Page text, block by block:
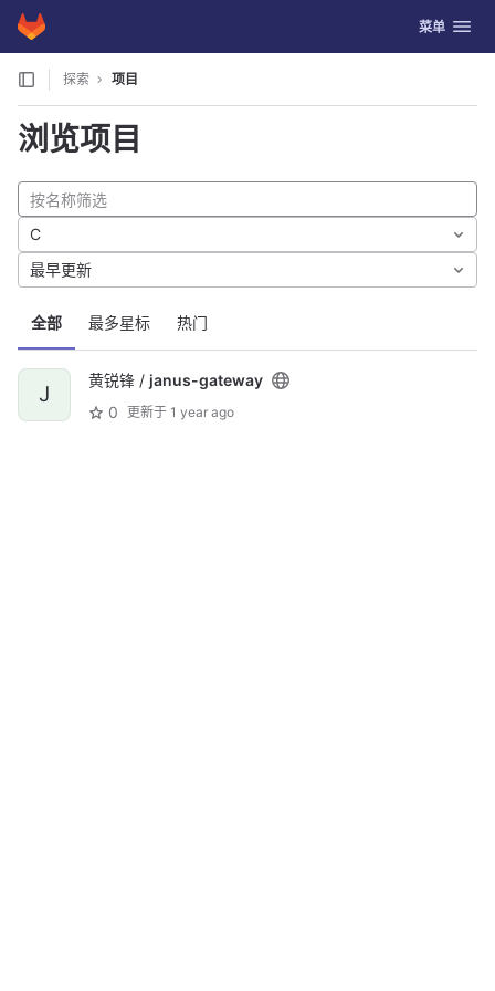
Skip to content
GitLab 切换导航
菜单
探索 项目
浏览项目
全部 最多星标 热门
C
最早更新
J
黄锐锋 / janus-gateway
0 更新于 1 year ago